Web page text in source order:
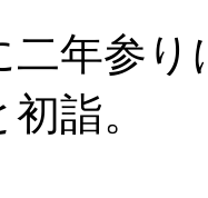
二年参
詣。